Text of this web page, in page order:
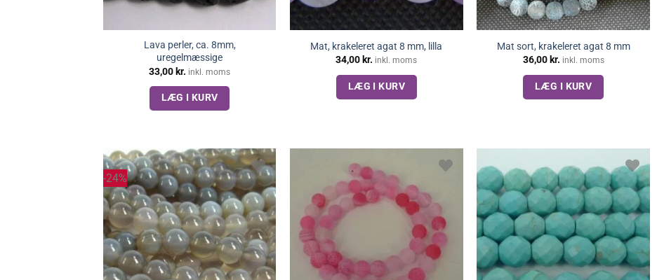
Lava perler, ca. 8mm,
uregelmæssige
33,00 kr. inkl. moms
LÆG I KURV
Mat, krakeleret agat 8 mm, lilla
34,00 kr. inkl. moms
LÆG I KURV
Mat sort, krakeleret agat 8 mm
36,00 kr. inkl. moms
LÆG I KURV
-24%